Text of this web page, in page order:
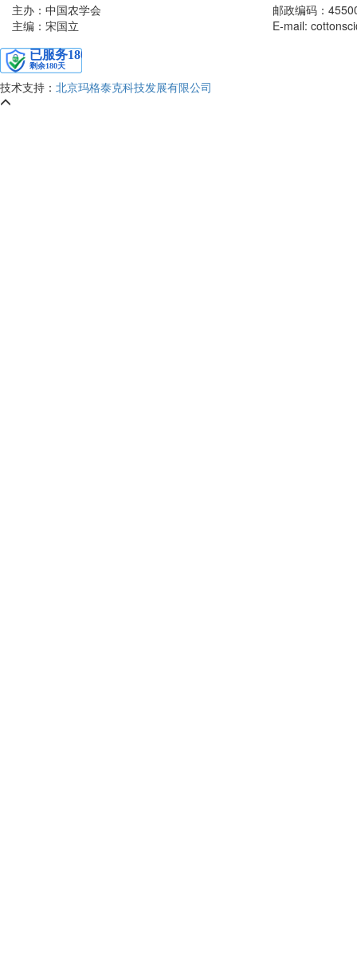
主办：中国农学会
主编：宋国立
邮政编码：
E-mail:
技术支持： 北京玛格泰克科技发展有限公司